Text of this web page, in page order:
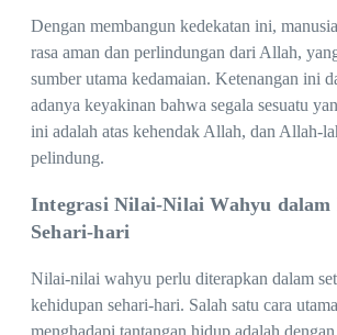
Dengan membangun kedekatan ini,
rasa aman dan perlindungan dari Allah,
sumber utama kedamaian. Ketenangan ini
adanya keyakinan bahwa segala sesuatu
ini adalah atas kehendak Allah, dan Allah-
pelindung.
Integrasi Nilai-Nilai Wahyu dalam
Sehari-hari
Nilai-nilai wahyu perlu diterapkan dalam
kehidupan sehari-hari. Salah satu cara